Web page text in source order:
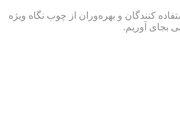
کنندگان و بهره‌وران از چوب نگاه ویژه
بجای آوریم.